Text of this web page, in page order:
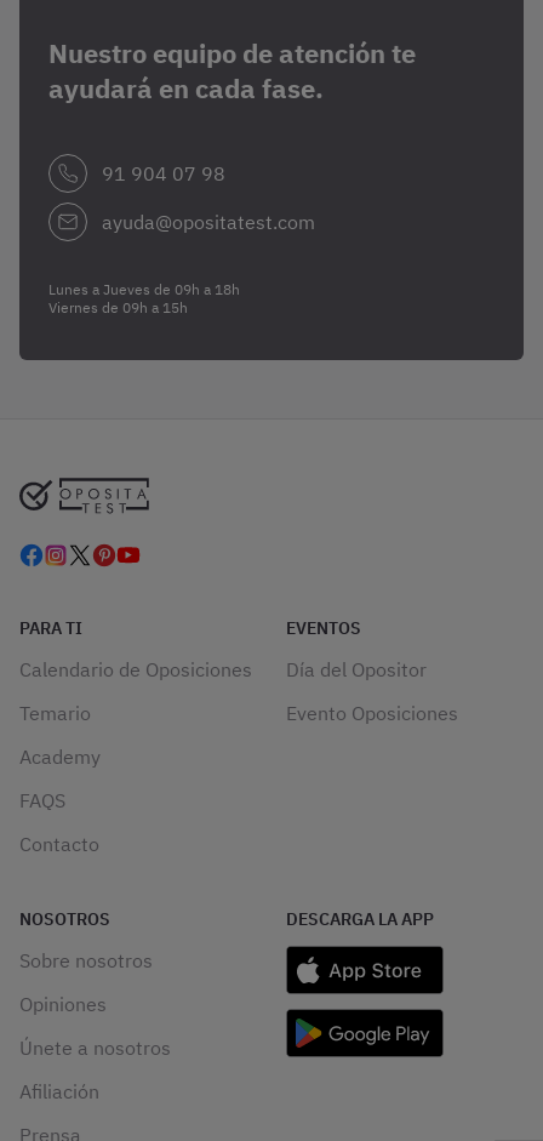
Nuestro equipo de atención te
ayudará en cada fase.
91 904 07 98
ayuda@opositatest.com
Lunes a Jueves de 09h a 18h
Viernes de 09h a 15h